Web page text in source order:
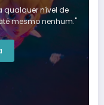
qualquer nível de
mesmo nenhum."